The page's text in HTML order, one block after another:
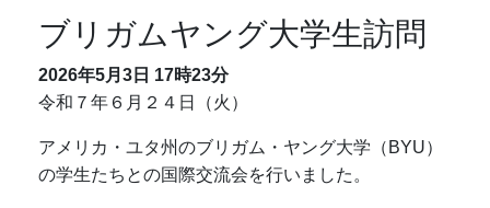
ブリガムヤング大学生訪問
2026年5月3日 17時23分
令和７年６月２４日（火）
アメリカ・ユタ州のブリガム・ヤング大学（ BYU）
の学生たちとの国際交流会を行いました。